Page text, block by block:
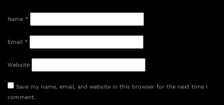
Name *
Email *
Website
Save my name, email, and website in this browser for the next time I
comment.